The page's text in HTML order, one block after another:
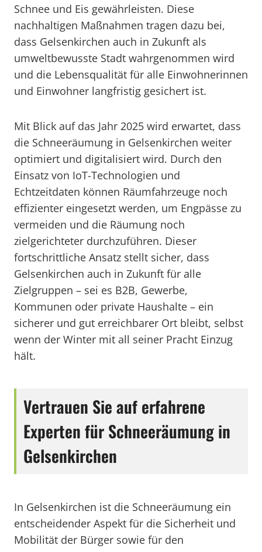
Schnee und Eis gewährleisten. Diese
nachhaltigen Maßnahmen tragen dazu bei,
dass Gelsenkirchen auch in Zukunft als
umweltbewusste Stadt wahrgenommen wird
und die Lebensqualität für alle Einwohnerinnen
und Einwohner langfristig gesichert ist.
Mit Blick auf das Jahr 2025 wird erwartet, dass
die Schneeräumung in Gelsenkirchen weiter
optimiert und digitalisiert wird. Durch den
Einsatz von IoT-Technologien und
Echtzeitdaten können Räumfahrzeuge noch
effizienter eingesetzt werden, um Engpässe zu
vermeiden und die Räumung noch
zielgerichteter durchzuführen. Dieser
fortschrittliche Ansatz stellt sicher, dass
Gelsenkirchen auch in Zukunft für alle
Zielgruppen – sei es B2B, Gewerbe,
Kommunen oder private Haushalte – ein
sicherer und gut erreichbarer Ort bleibt, selbst
wenn der Winter mit all seiner Pracht Einzug
hält.
Vertrauen Sie auf erfahrene
Experten für Schneeräumung in
Gelsenkirchen
In Gelsenkirchen ist die Schneeräumung ein
entscheidender Aspekt für die Sicherheit und
Mobilität der Bürger sowie für den